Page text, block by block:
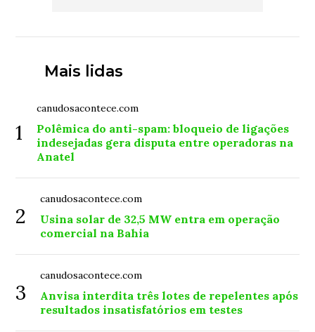
Mais lidas
1
canudosacontece.com
Polêmica do anti-spam: bloqueio de ligações
indesejadas gera disputa entre operadoras na
Anatel
2
canudosacontece.com
Usina solar de 32,5 MW entra em operação
comercial na Bahia
3
canudosacontece.com
Anvisa interdita três lotes de repelentes após
resultados insatisfatórios em testes